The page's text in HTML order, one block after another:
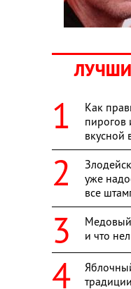
Как
пирогов
вкусной
уже
все
Медовый
и что